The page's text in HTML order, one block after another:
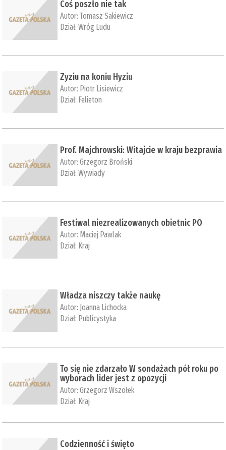
Coś poszło nie tak
Autor:Tomasz Sakiewicz
Dział:Wróg Ludu
Zyziu na koniu Hyziu
Autor: Piotr Lisiewicz
Dział: Felieton
Prof. Majchrowski: Witajcie w kraju bezprawia
Autor:Grzegorz Broński
Dział:Wywiady
Festiwal niezrealizowanych obietnic PO
Autor: Maciej Pawlak
Dział: Kraj
Władza niszczy także naukę
Autor: Joanna Lichocka
Dział: Publicystyka
To się nie zdarzało W sondażach pół roku po
wyborach lider jest z opozycji
Autor:Grzegorz Wszołek
Dział: Kraj
Codzienność i święto